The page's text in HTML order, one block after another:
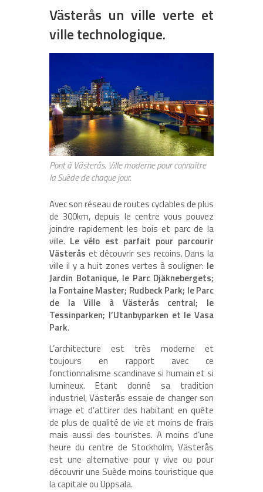
Västerås un ville verte et
ville technologique.
Pont à Västerås. Ville moderne pour connaître
la Suède de chaque jour.
Avec son réseau de routes cyclables de plus
de 300km, depuis le centre vous pouvez
joindre rapidement les bois et parc de la
ville. Le vélo est parfait pour parcourir
Västerås et découvrir ses recoins. Dans la
ville il y a huit zones vertes à souligner: le
Jardin Botanique, le Parc Djäknebergets;
la Fontaine Master; Rudbeck Park; le Parc
de la Ville à Västerås central; le
Tessinparken; l’Utanbyparken et le Vasa
Park.
L’architecture est très moderne et
toujours en rapport avec ce
fonctionnalisme scandinave si humain et si
lumineux. Etant donné sa tradition
industriel, Västerås essaie de changer son
image et d’attirer des habitant en quête
de plus de qualité de vie et moins de frais
mais aussi des touristes. A moins d’une
heure du centre de Stockholm, Västerås
est une alternative pour y vive ou pour
découvrir une Suède moins touristique que
la capitale ou Uppsala.